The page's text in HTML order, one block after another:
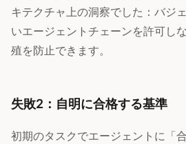
キテクチャ上の洞察でした：バジ
いエージェントチェーンを許可し
殖を防止できます。
失敗2：自明に合格する基準
初期のタスクでエージェントに「